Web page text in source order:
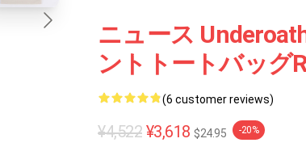
ニュース
ントトートバッグ
(6 customer reviews)
¥4,522 ¥3,618 $24.95 -20%